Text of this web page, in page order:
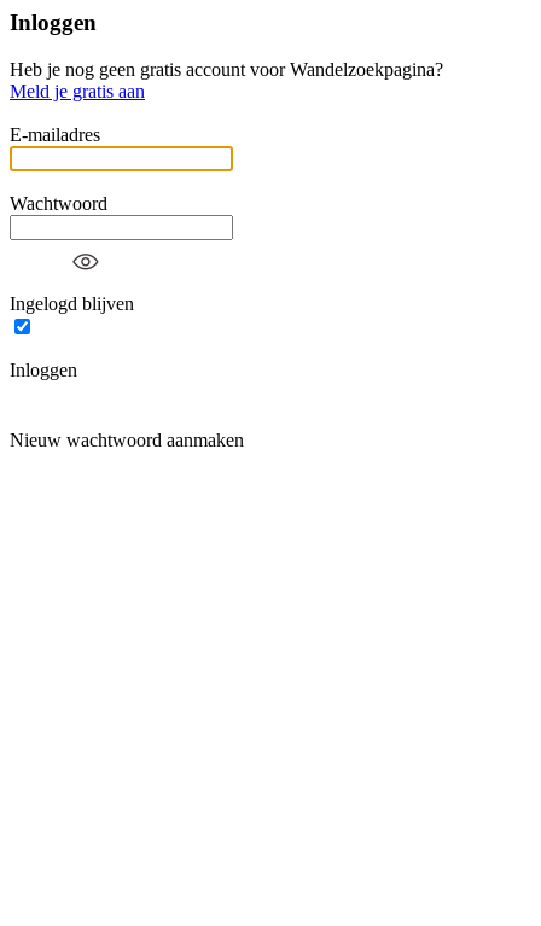
Inloggen
Heb je nog geen gratis account voor Wandelzoekpagina?
Meld je gratis aan
E-mailadres
Wachtwoord
Ingelogd blijven
Inloggen
Nieuw wachtwoord aanmaken